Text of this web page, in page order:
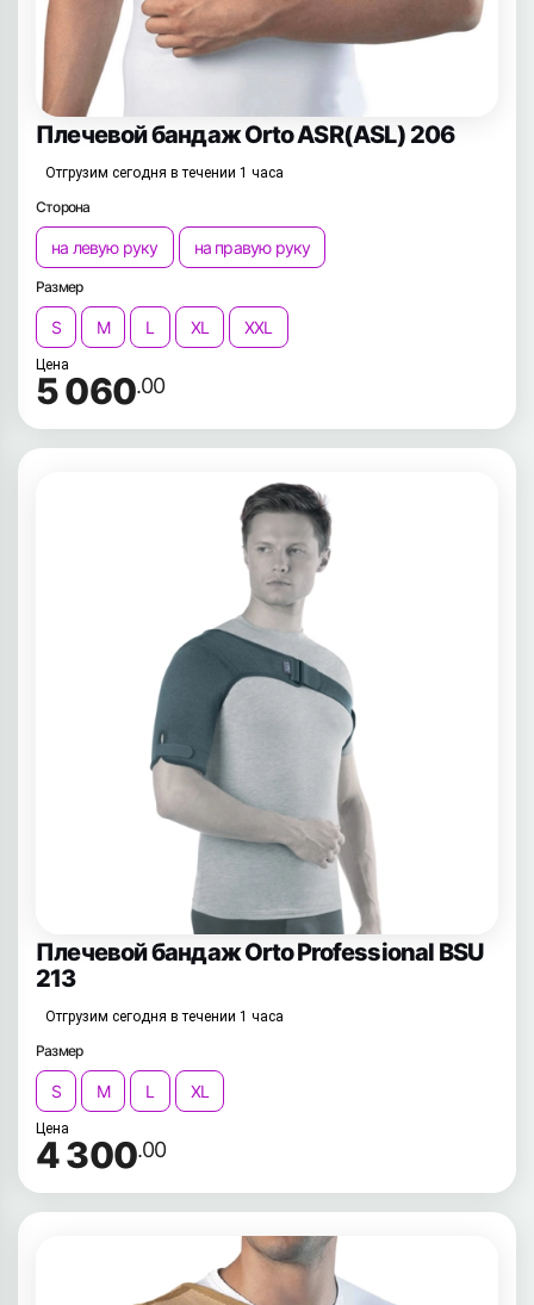
Плечевой бандаж Orto ASR(ASL) 206
Отгрузим сегодня в течении 1 часа
Сторона
на левую руку на правую руку
Размер
S M L XL XXL
Цена
5 060.00
Плечевой бандаж Orto Professional BSU
213
Отгрузим сегодня в течении 1 часа
Размер
S M L XL
Цена
4 300.00